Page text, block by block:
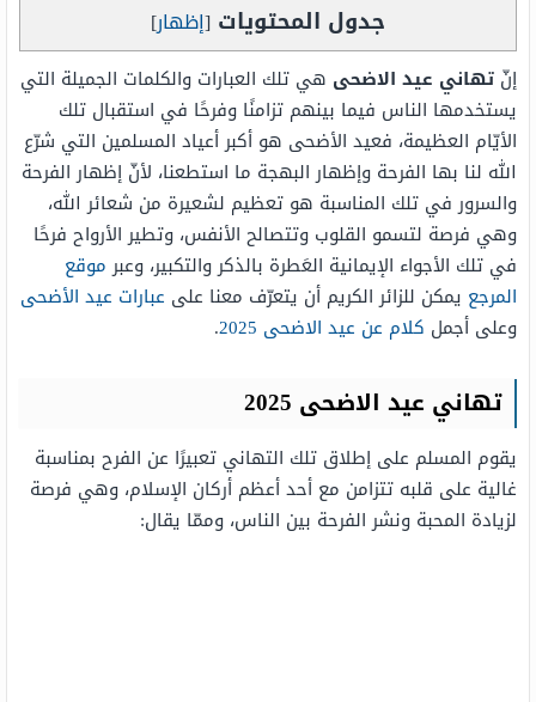
جدول المحتويات [إظهار]
إنّ تهاني عيد الاضحى هي تلك العبارات والكلمات الجميلة التي
يستخدمها الناس فيما بينهم تزامنًا وفرحًا في استقبال تلك
الأيّام العظيمة، فعيد الأضحى هو أكبر أعياد المسلمين التي شرّع
الله لنا بها الفرحة وإظهار البهجة ما استطعنا، لأنّ إظهار الفرحة
والسرور في تلك المناسبة هو تعظيم لشعيرة من شعائر الله،
وهي فرصة لتسمو القلوب وتتصالح الأنفس، وتطير الأرواح فرحًا
في تلك الأجواء الإيمانية العَطرة بالذكر والتكبير، وعبرموقع
المرجع يمكن للزائر الكريم أن يتعرّف معنا على عبارات عيد الأضحى
وعلى أجمل كلام عن عيد الاضحى 2025 .
تهاني عيد الاضحى 2025
يقوم المسلم على إطلاق تلك التهاني تعبيرًا عن الفرح بمناسبة
غالية على قلبه تتزامن مع أحد أعظم أركان الإسلام، وهي فرصة
لزيادة المحبة ونشر الفرحة بين الناس، وممّا يقال: